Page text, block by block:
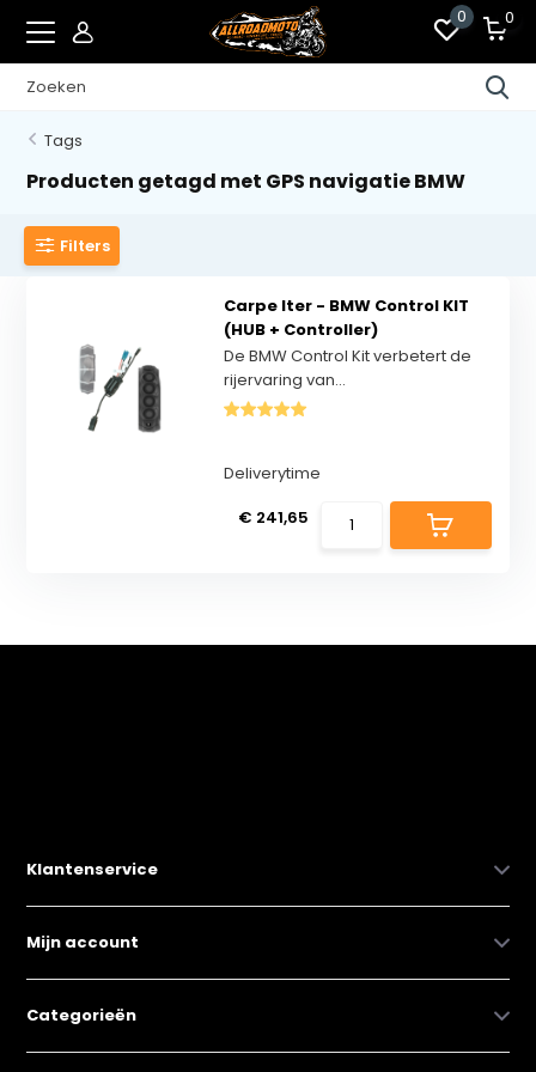
0 0
Tags
Producten getagd met GPS navigatie BMW
Filters
Carpe Iter - BMW Control KIT
(HUB + Controller)
​De BMW Control Kit verbetert de
rijervaring van...
Deliverytime
€ 241,65
Klantenservice
Mijn account
Categorieën